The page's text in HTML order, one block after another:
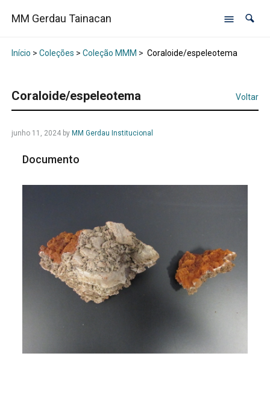
MM Gerdau Tainacan
Início > Coleções > Coleção MMM > Coraloide/espeleotema
Coraloide/espeleotema Voltar
junho 11, 2024by MM Gerdau Institucional
Documento